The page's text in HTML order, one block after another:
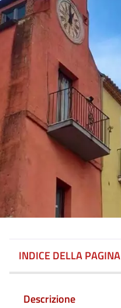
INDICE DELLA PAGINA
Descrizione